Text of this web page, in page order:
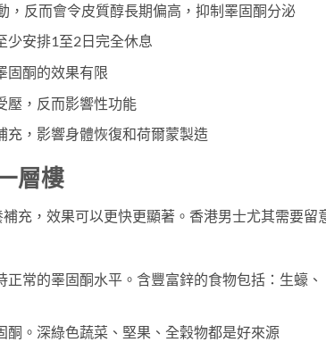
，反而會令皮質醇長期偏高，抑制睪固酮分泌
少安排1至2日完全休息
固酮的效果有限
壓，反而影響性功能
充，影響身體恢復和荷爾蒙製造
層樓
充，效果可以更快更顯著。香港男士尤其需要留
常的睪固酮水平。含豐富鋅的食物包括：生蠔、
。深綠色蔬菜、堅果、全穀物都是好來源